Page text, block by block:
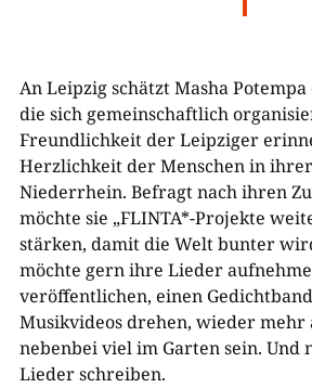
An Leipzig schätzt Masha
die sich gemeinschaftlich
Freundlichkeit der Leipziger
Herzlichkeit der Menschen in
Niederrhein. Befragt nach ihren
möchte sie „FLINTA*-Projekte
stärken, damit die Welt bunter
möchte gern ihre Lieder
veröffentlichen, einen
Musikvideos drehen, wieder
nebenbei viel im Garten sein. Und
Lieder schreiben.